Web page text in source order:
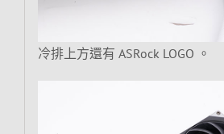
冷排上方還有 ASRock LOGO 。